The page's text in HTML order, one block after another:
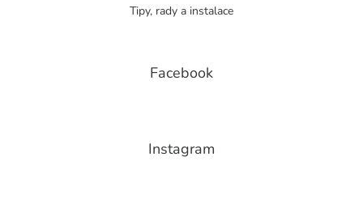
Tipy, rady a instalace
Facebook
Instagram